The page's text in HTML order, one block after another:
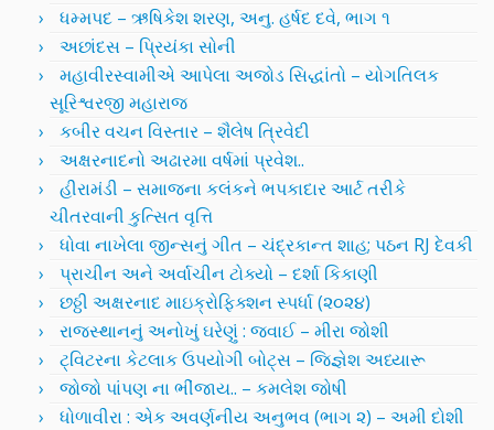
ધમ્મપદ – ઋષિકેશ શરણ, અનુ. હર્ષદ દવે, ભાગ ૧
અછાંદસ – પ્રિયંકા સોની
મહાવીરસ્વામીએ આપેલા અજોડ સિદ્ધાંતો – યોગતિલક
સૂરિશ્વરજી મહારાજ
કબીર વચન વિસ્તાર – શૈલેષ ત્રિવેદી
અક્ષરનાદનો અઢારમા વર્ષમાં પ્રવેશ..
હીરામંડી – સમાજના કલંકને ભપકાદાર આર્ટ તરીકે
ચીતરવાની કુત્સિત વૃત્તિ
ધોવા નાખેલા જીન્સનું ગીત – ચંદ્રકાન્ત શાહ; પઠન RJ દેવકી
પ્રાચીન અને અર્વાચીન ટોક્યો – દર્શા કિકાણી
છઠ્ઠી અક્ષરનાદ માઇક્રોફિક્શન સ્પર્ધા (૨૦૨૪)
રાજસ્થાનનું અનોખું ઘરેણું : જવાઈ – મીરા જોશી
ટ્વિટરના કેટલાક ઉપયોગી બોટ્સ – જિજ્ઞેશ અધ્યારૂ
જોજો પાંપણ ના ભીંજાય.. – કમલેશ જોષી
ધોળાવીરા : એક અવર્ણનીય અનુભવ (ભાગ ૨) – અમી દોશી